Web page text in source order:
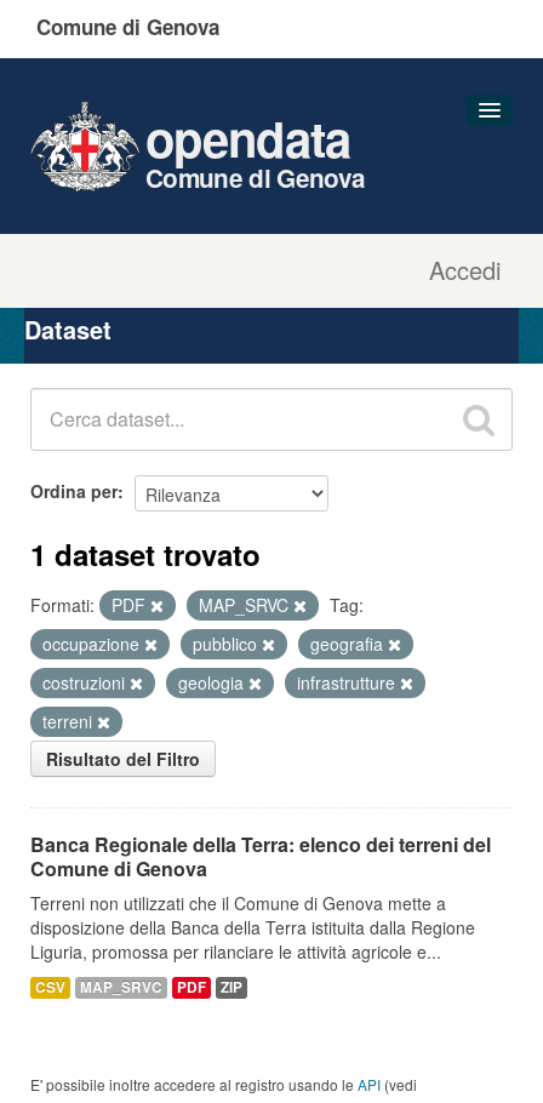
Comune di Genova
Accedi
opendata
Comune di Genova
Organizzazioni
Gruppi
Dataset
Ordina per
1 dataset trovato
Formati: PDF MAP_SRVC
Tag:
occupazione
pubblico
geografia
costruzioni
geologia
infrastrutture
terreni
Risultato del Filtro
Banca Regionale della Terra: elenco dei terreni del
Comune di Genova
Terreni non utilizzati che il Comune di Genova mette a
disposizione della Banca della Terra istituita dalla Regione
Liguria, promossa per rilanciare le attività agricole e...
CSV MAP_SRVC PDF ZIP
E' possibile inoltre accedere al registro usando le API (vedi